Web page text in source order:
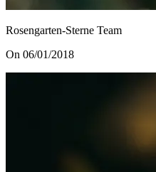
Rosengarten-Sterne Team
On 06/01/2018